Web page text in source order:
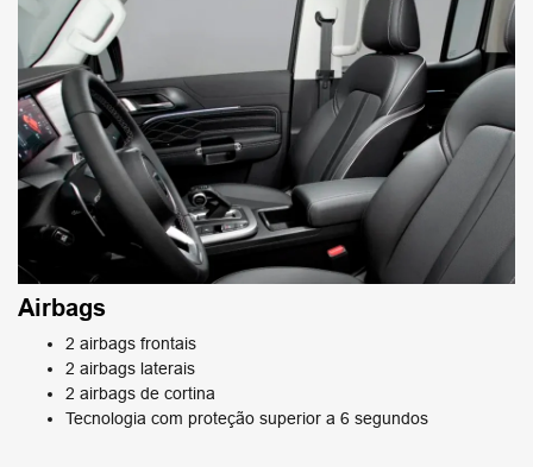
Airbags
2 airbags frontais
2 airbags laterais
2 airbags de cortina
Tecnologia com proteção superior a 6 segundos